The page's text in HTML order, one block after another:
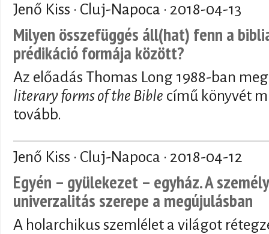
Jenő Kiss · Cluj-Napoca · 2018-04-13
Milyen összefüggés áll(hat) fenn a
prédikáció formája között?
Az előadás Thomas Long 1988-ban
literary forms of the Bible című könyvét
tovább.
Jenő Kiss · Cluj-Napoca · 2018-04-12
Egyén – gyülekezet – egyház. A
univerzalitás szerepe a megújulásban
A holarchikus szemlélet a világot